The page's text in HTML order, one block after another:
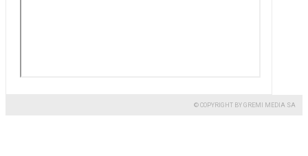
© COPYRIGHT BY GREMI MEDIA SA